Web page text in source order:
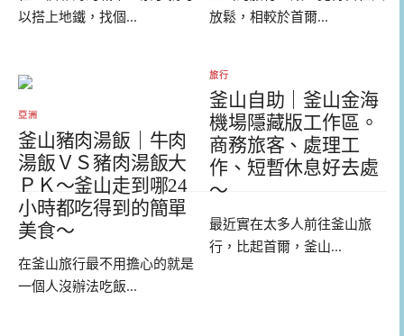
以搭上地鐵，找個...
放鬆，相較於首爾...
亞洲
釜山豬肉湯飯｜牛肉
湯飯ＶＳ豬肉湯飯大
ＰＫ～釜山走到哪24
小時都吃得到的簡單
美食～
在釜山旅行最不用擔心的就是
一個人沒辦法吃飯...
旅行
釜山自助｜釜山金海
機場隱藏版工作區。
商務旅客、處理工
作、短暫休息好去處
～
最近實在太多人前往釜山旅
行，比起首爾，釜山...